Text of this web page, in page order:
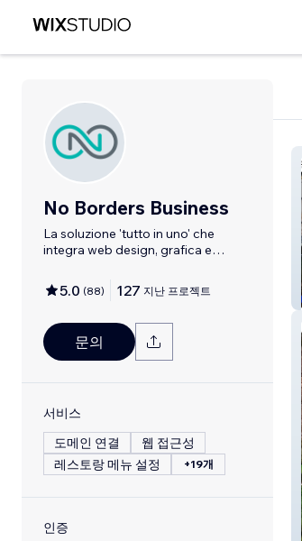
No Borders Business
La soluzione 'tutto in uno' che
integra web design, grafica e
5.0 (88) 127 지난 프로젝트
문의
서비스
도메인 연결
웹 접근성
레스토랑 메뉴 설정
+19개
인증